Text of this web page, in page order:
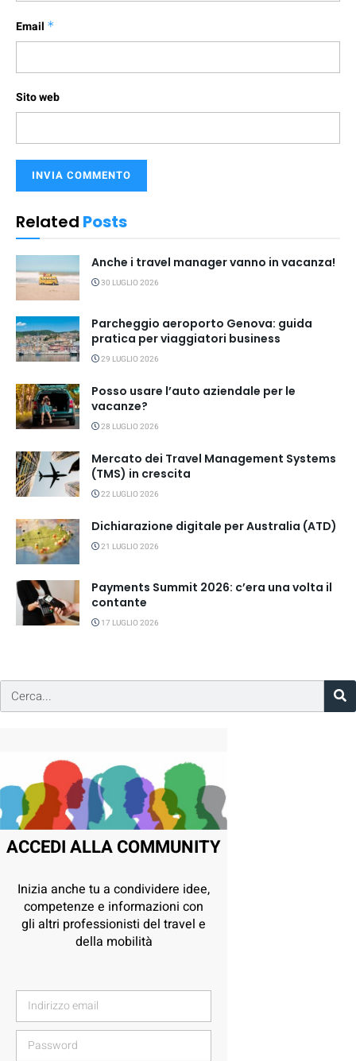
Email *
Sito web
Related Posts
Anche i travel manager vanno in vacanza!
30 LUGLIO 2026
Parcheggio aeroporto Genova: guida
pratica per viaggiatori business
29 LUGLIO 2026
Posso usare l’auto aziendale per le
vacanze?
28 LUGLIO 2026
Mercato dei Travel Management Systems
(TMS) in crescita
22 LUGLIO 2026
Dichiarazione digitale per Australia (ATD)
21 LUGLIO 2026
Payments Summit 2026: c’era una volta il
contante
17 LUGLIO 2026
ACCEDI ALLA COMMUNITY
Inizia anche tu a condividere idee,
competenze e informazioni con
gli altri professionisti del travel e
della mobilità